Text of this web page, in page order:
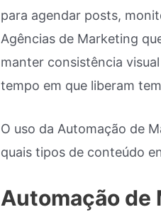
para agendar posts,
Agências de Marketing
manter consistência
tempo em que liberam
O uso da Automação de
quais tipos de conteúdo
Automação de